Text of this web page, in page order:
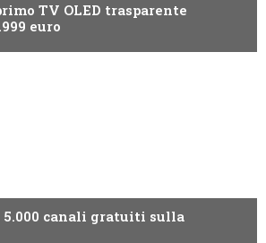
TV OLED trasparente
euro
5.000 canali gratuiti sulla